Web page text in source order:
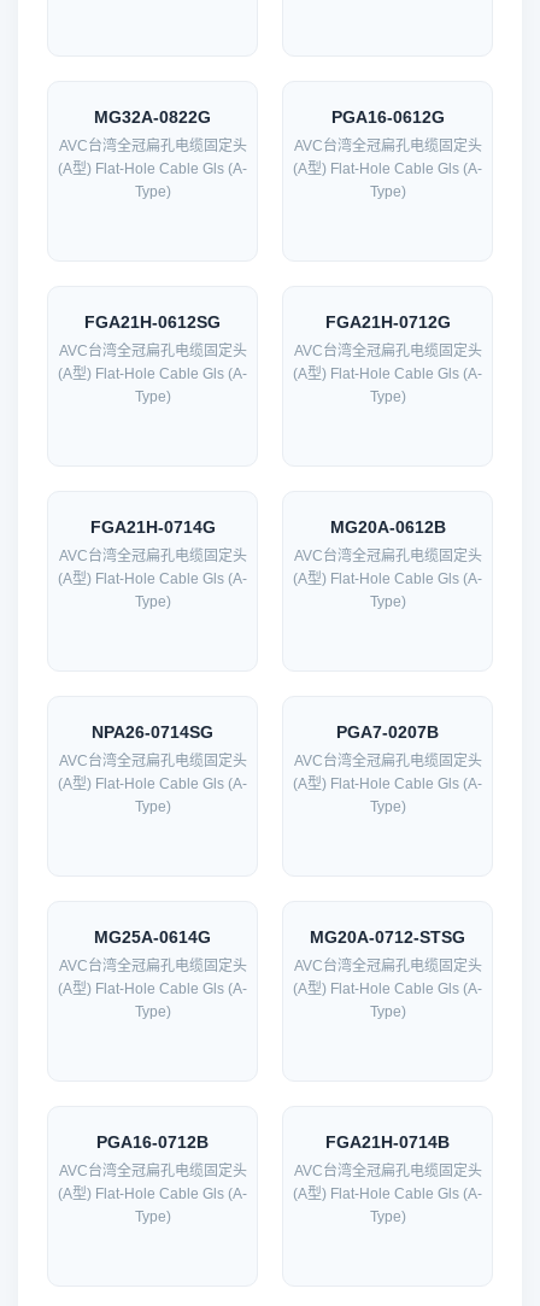
MG32A-0822G
AVC台湾全冠扁孔电缆固定头
(A型) Flat-Hole Cable Gls (A-
Type)
PGA16-0612G
AVC台湾全冠扁孔电缆固定头
(A型) Flat-Hole Cable Gls (A-
Type)
FGA21H-0612SG
AVC台湾全冠扁孔电缆固定头
(A型) Flat-Hole Cable Gls (A-
Type)
FGA21H-0712G
AVC台湾全冠扁孔电缆固定头
(A型) Flat-Hole Cable Gls (A-
Type)
FGA21H-0714G
AVC台湾全冠扁孔电缆固定头
(A型) Flat-Hole Cable Gls (A-
Type)
MG20A-0612B
AVC台湾全冠扁孔电缆固定头
(A型) Flat-Hole Cable Gls (A-
Type)
NPA26-0714SG
AVC台湾全冠扁孔电缆固定头
(A型) Flat-Hole Cable Gls (A-
Type)
PGA7-0207B
AVC台湾全冠扁孔电缆固定头
(A型) Flat-Hole Cable Gls (A-
Type)
MG25A-0614G
AVC台湾全冠扁孔电缆固定头
(A型) Flat-Hole Cable Gls (A-
Type)
MG20A-0712-STSG
AVC台湾全冠扁孔电缆固定头
(A型) Flat-Hole Cable Gls (A-
Type)
PGA16-0712B
AVC台湾全冠扁孔电缆固定头
(A型) Flat-Hole Cable Gls (A-
Type)
FGA21H-0714B
AVC台湾全冠扁孔电缆固定头
(A型) Flat-Hole Cable Gls (A-
Type)